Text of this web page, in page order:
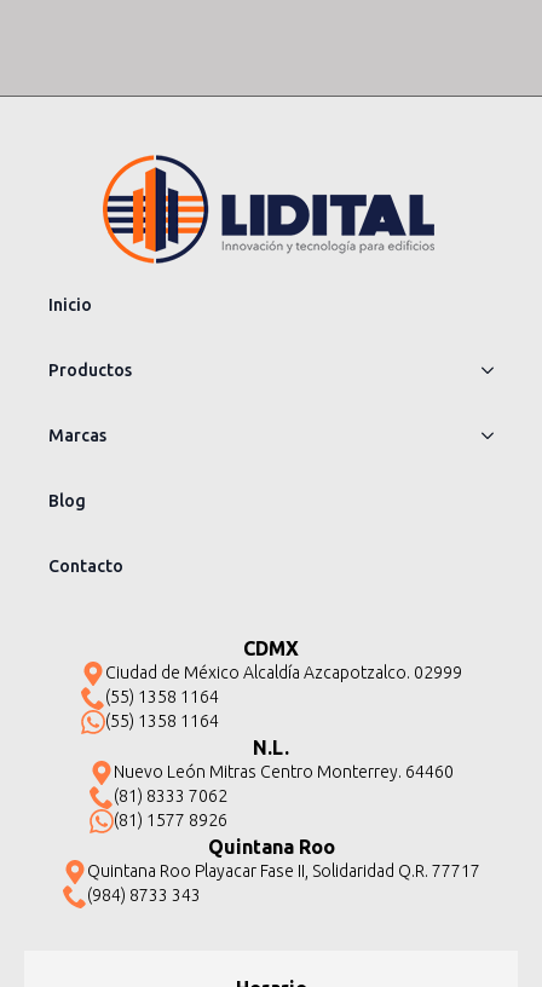
Inicio
Productos
Marcas
Blog
Contacto
CDMX
Ciudad de México Alcaldía Azcapotzalco. 02999
(55) 1358 1164
(55) 1358 1164
N.L.
Nuevo León Mitras Centro Monterrey. 64460
(81) 8333 7062
(81) 1577 8926
Quintana Roo
Quintana Roo Playacar Fase II, Solidaridad Q.R. 77717
(984) 8733 343